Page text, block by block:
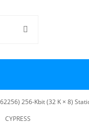
256-Kbit (32 K × 8)
CYPRESS